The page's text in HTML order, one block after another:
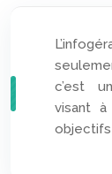
c’est
visant
objectifs